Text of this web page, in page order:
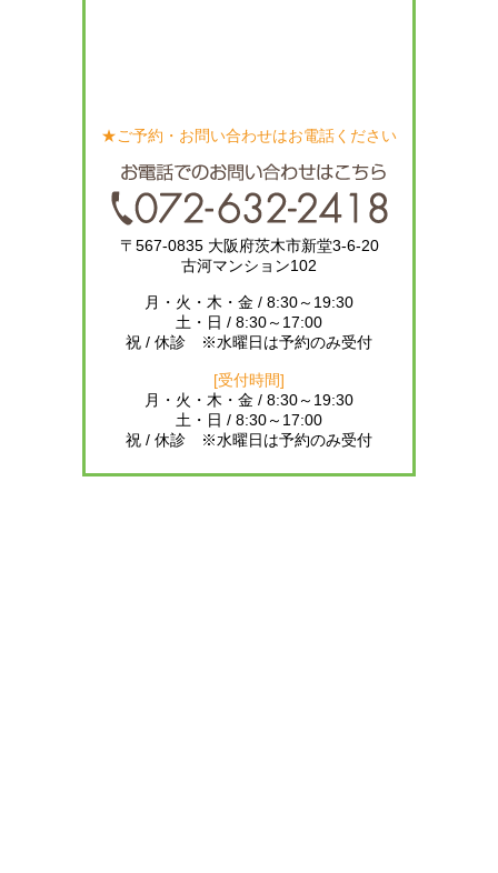
★ご予約・お問い合わせはお電話ください
〒567-0835 大阪府茨木市新堂3-6-20
古河マンション102
月・火・木・金 / 8:30～19:30
土・日 / 8:30～17:00
祝 / 休診 ※水曜日は予約のみ受付
[受付時間]
月・火・木・金 / 8:30～19:30
土・日 / 8:30～17:00
祝 / 休診 ※水曜日は予約のみ受付